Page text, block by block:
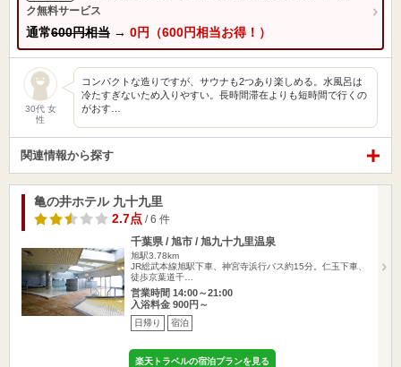
ク無料サービス
通常600円相当 → 0円（600円相当お得！）
30代 女
性
コンパクトな造りですが、サウナも2つあり楽しめる。水風呂は
冷たすぎないため入りやすい。長時間滞在よりも短時間で行くの
がおす…
関連情報から探す
亀の井ホテル 九十九里
2.7点 / 6 件
千葉県 / 旭市 / 旭九十九里温泉
旭駅3.78km
JR総武本線旭駅下車、神宮寺浜行バス約15分。仁玉下車、
徒歩京葉道千…
営業時間 14:00～21:00
入浴料金 900円～
日帰り 宿泊
楽天トラベルの宿泊プランを見る